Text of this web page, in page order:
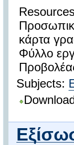
κάρτα
Φύλλο
Subjects: